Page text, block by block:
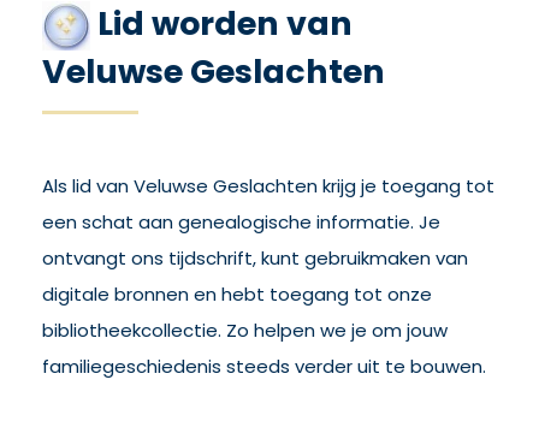
Lid worden van
Veluwse Geslachten
Als lid van Veluwse Geslachten krijg je toegang tot
een schat aan genealogische informatie. Je
ontvangt ons tijdschrift, kunt gebruikmaken van
digitale bronnen en hebt toegang tot onze
bibliotheekcollectie. Zo helpen we je om jouw
familiegeschiedenis steeds verder uit te bouwen.